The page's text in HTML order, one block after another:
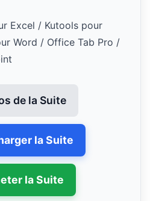
Excel / Kutools pour
Word / Office Tab Pro /
de la Suite
la Suite
la Suite